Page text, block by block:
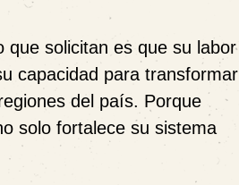
que solicitan es que su labor
capacidad para transformar
del país. Porque
solo fortalece su sistema